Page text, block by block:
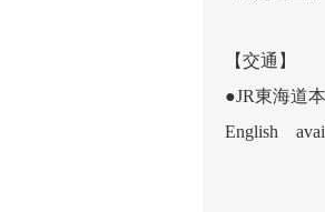
【交通】
●JR東海道
English